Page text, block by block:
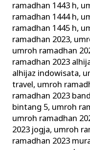
ramadhan 1443 h,
ramadhan 1444 h,
ramadhan 1445 h,
ramadhan 2023,
umroh ramadhan
ramadhan 2023
alhijaz indowisata,
travel, umroh
ramadhan 2023
bintang 5, umroh
umroh ramadhan
2023 jogja, umroh
ramadhan 2023